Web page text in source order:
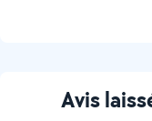
Avis